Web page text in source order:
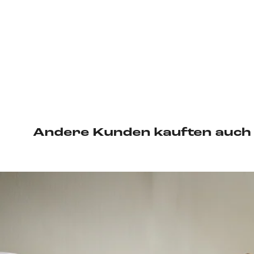
Andere Kunden kauften auch